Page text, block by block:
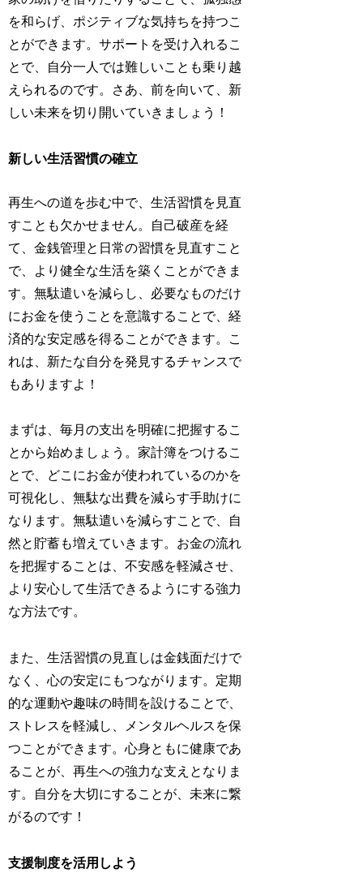
を和らげ、ポジティブな気持ちを持つこ
とができます。サポートを受け入れるこ
とで、自分一人では難しいことも乗り越
えられるのです。さあ、前を向いて、新
しい未来を切り開いていきましょう！
新しい生活習慣の確立
再生への道を歩む中で、生活習慣を見直
すことも欠かせません。自己破産を経
て、金銭管理と日常の習慣を見直すこと
で、より健全な生活を築くことができま
す。無駄遣いを減らし、必要なものだけ
にお金を使うことを意識することで、経
済的な安定感を得ることができます。こ
れは、新たな自分を発見するチャンスで
もありますよ！
まずは、毎月の支出を明確に把握するこ
とから始めましょう。家計簿をつけるこ
とで、どこにお金が使われているのかを
可視化し、無駄な出費を減らす手助けに
なります。無駄遣いを減らすことで、自
然と貯蓄も増えていきます。お金の流れ
を把握することは、不安感を軽減させ、
より安心して生活できるようにする強力
な方法です。
また、生活習慣の見直しは金銭面だけで
なく、心の安定にもつながります。定期
的な運動や趣味の時間を設けることで、
ストレスを軽減し、メンタルヘルスを保
つことができます。心身ともに健康であ
ることが、再生への強力な支えとなりま
す。自分を大切にすることが、未来に繋
がるのです！
支援制度を活用しよう